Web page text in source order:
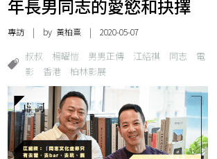
年長男同志的愛慾和抉擇
專訪 | by 黃柏熹 | 2020-05-07
叔叔 楊曜愷 男男正傳 江紹祺 同志
電
影
香港 柏林影展